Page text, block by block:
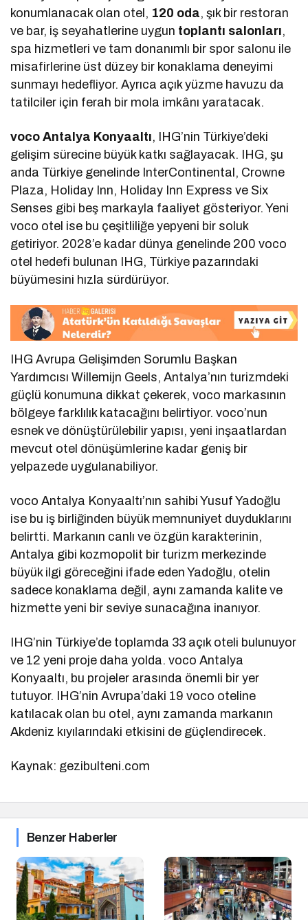
konumlanacak olan otel, 120 oda, şık bir restoran
ve bar, iş seyahatlerine uygun toplantı salonları,
spa hizmetleri ve tam donanımlı bir spor salonu ile
misafirlerine üst düzey bir konaklama deneyimi
sunmayı hedefliyor. Ayrıca açık yüzme havuzu da
tatilciler için ferah bir mola imkânı yaratacak.
voco Antalya Konyaaltı, IHG’nin Türkiye’deki
gelişim sürecine büyük katkı sağlayacak. IHG, şu
anda Türkiye genelinde InterContinental, Crowne
Plaza, Holiday Inn, Holiday Inn Express ve Six
Senses gibi beş markayla faaliyet gösteriyor. Yeni
voco otel ise bu çeşitliliğe yepyeni bir soluk
getiriyor. 2028’e kadar dünya genelinde 200 voco
otel hedefi bulunan IHG, Türkiye pazarındaki
büyümesini hızla sürdürüyor.
IHG Avrupa Gelişimden Sorumlu Başkan
Yardımcısı Willemijn Geels, Antalya’nın turizmdeki
güçlü konumuna dikkat çekerek, voco markasının
bölgeye farklılık katacağını belirtiyor. voco’nun
esnek ve dönüştürülebilir yapısı, yeni inşaatlardan
mevcut otel dönüşümlerine kadar geniş bir
yelpazede uygulanabiliyor.
voco Antalya Konyaaltı’nın sahibi Yusuf Yadoğlu
ise bu iş birliğinden büyük memnuniyet duyduklarını
belirtti. Markanın canlı ve özgün karakterinin,
Antalya gibi kozmopolit bir turizm merkezinde
büyük ilgi göreceğini ifade eden Yadoğlu, otelin
sadece konaklama değil, aynı zamanda kalite ve
hizmette yeni bir seviye sunacağına inanıyor.
IHG’nin Türkiye’de toplamda 33 açık oteli bulunuyor
ve 12 yeni proje daha yolda. voco Antalya
Konyaaltı, bu projeler arasında önemli bir yer
tutuyor. IHG’nin Avrupa’daki 19 voco oteline
katılacak olan bu otel, aynı zamanda markanın
Akdeniz kıyılarındaki etkisini de güçlendirecek.
Kaynak: gezibulteni.com
Benzer Haberler